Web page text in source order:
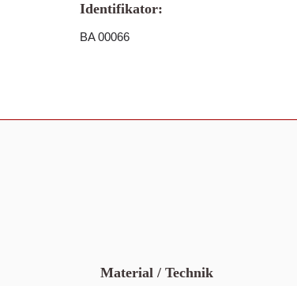
Identifikator:
BA 00066
Material / Technik